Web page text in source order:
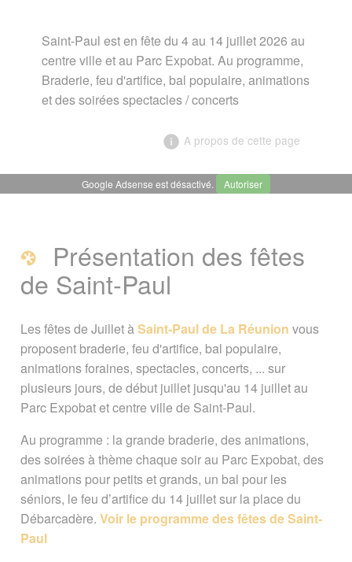
Saint-Paul est en fête du 4 au 14 juillet 2026 au
centre ville et au Parc Expobat. Au programme,
Braderie, feu d'artifice, bal populaire, animations
et des soirées spectacles / concerts
A propos de cette page
Présentation des fêtes de Saint-Paul
Paul
Le programme Programme PDF
Pour aller plus loin
A voir également
Page créée le 27 juin 2018. Dernière
mise à jour le 29 juin 2026
Google Adsense est désactivé. Autoriser
Présentation des fêtes
de Saint-Paul
Les fêtes de Juillet àSaint-Paul de La Réunion vous
proposent braderie, feu d'artifice, bal populaire,
animations foraines, spectacles, concerts, ... sur
plusieurs jours, de début juillet jusqu'au 14 juillet au
Parc Expobat et centre ville de Saint-Paul.
Au programme : la grande braderie, des animations,
des soirées à thème chaque soir au Parc Expobat, des
animations pour petits et grands, un bal pour les
séniors, le feu d’artifice du 14 juillet sur la place du
Débarcadère. Voir le programme des fêtes de Saint-
Paul